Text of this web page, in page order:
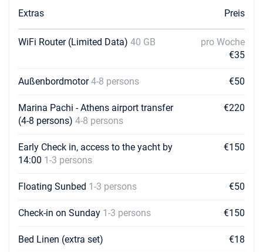
Buchen Sie diese Yacht
€1632
Buchen Sie diese Yacht
€1632
Buchen Sie diese Yacht
26/10/2026 - 02/11/2026 €1632
30/10/2026 - 06/11/2026 €1632
Buchen Sie diese Yacht
31/10/2026 - 07/11/2026 €1632
Buchen Sie diese Yacht
01/11/2026 - 08/11/2026 €1632
Extras Preis
WiFi Router (Limited Data) 40 GB
pro Woche
€35
Außenbordmotor4-8 persons €50
Marina Pachi - Athens airport transfer
(4-8 persons) 4-8 persons
€220
Early Check in, access to the yacht by
14:00 1-3 persons
€150
Floating Sunbed 1-3 persons €50
Check-in on Sunday 1-3 persons €150
Bed Linen (extra set) €18